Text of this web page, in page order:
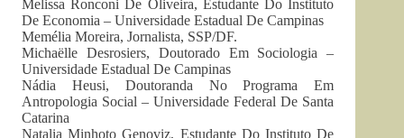
Melissa Ronconi De Oliveira, Estudante Do Instituto
De Economia – Universidade Estadual De Campinas
Memélia Moreira, Jornalista, SSP/DF.
Michaëlle Desrosiers, Doutorado Em Sociologia –
Universidade Estadual De Campinas
Nádia Heusi, Doutoranda No Programa Em
Antropologia Social – Universidade Federal De Santa
Catarina
Natalia Minhoto Genoviz, Estudante Do Instituto De